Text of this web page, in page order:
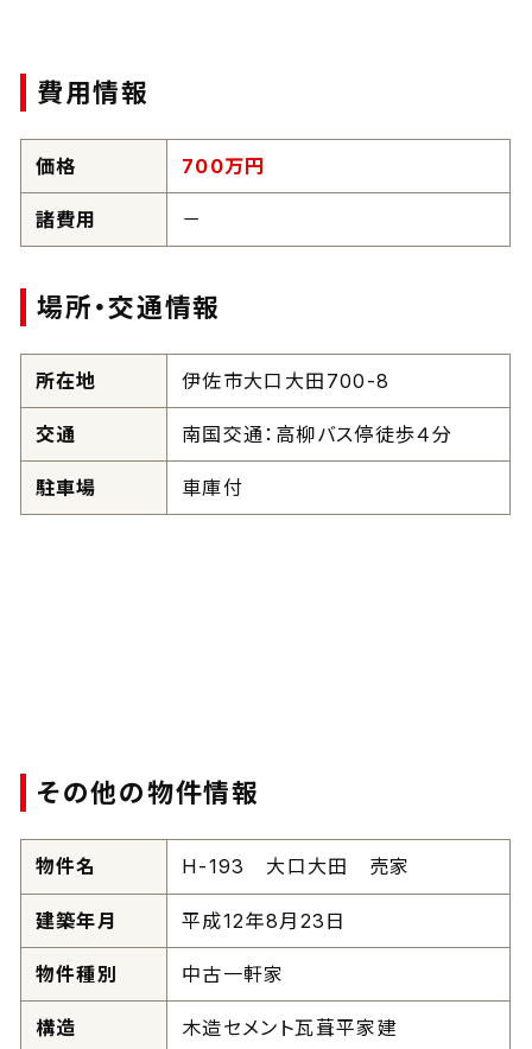
費用情報
価格 700万円
諸費用 －
場所・交通情報
所在地 伊佐市大口大田700-8
交通 南国交通：高柳バス停徒歩４分
駐車場 車庫付
その他の物件情報
物件名 H-193 大口大田 売家
建築年月 平成12年8月23日
物件種別 中古一軒家
構造 木造セメント瓦葺平家建